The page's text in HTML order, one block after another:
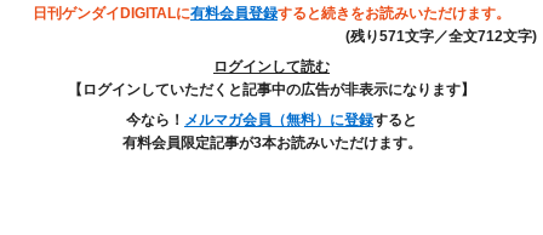
日刊ゲンダイDIGITALに有料会員登録すると続きをお読みいただけます。
(残り571文字／全文712文字)
ログインして読む
【ログインしていただくと記事中の広告が非表示になります】
今なら！ メルマガ会員（無料）に登録すると
有料会員限定記事が3本お読みいただけます。